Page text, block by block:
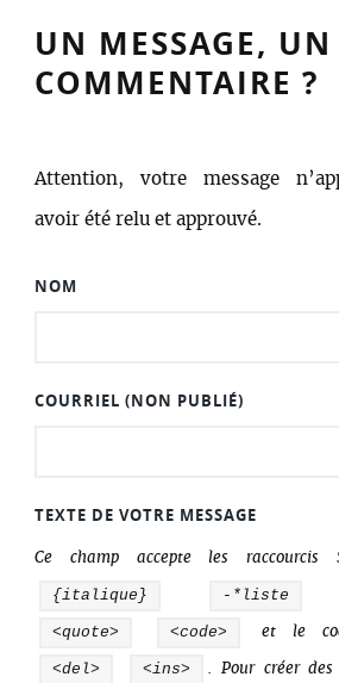
UN MESSAGE, UN
COMMENTAIRE ?
Attention, votre message
avoir été relu et approuvé.
NOM
COURRIEL (NON PUBLIÉ)
TEXTE DE VOTRE MESSAGE
Ce champ accepte les raccourcis
{italique} -*liste
<quote> <code> et le
<del> <ins> . Pour créer des